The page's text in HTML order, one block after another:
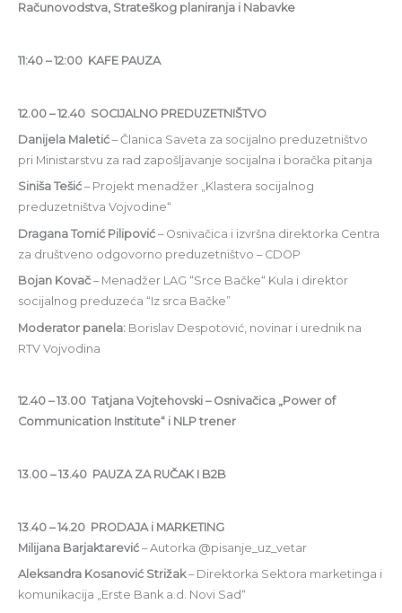
Računovodstva, Strateškog planiranja i Nabavke
11:40 – 12:00 KAFE PAUZA
12.00 – 12.40 SOCIJALNO PREDUZETNIŠTVO
Danijela Maletić – Članica Saveta za socijalno preduzetništvo
pri Ministarstvu za rad zapošljavanje socijalna i boračka pitanja
Siniša Tešić – Projekt menadžer „Klastera socijalnog
preduzetništva Vojvodine“
Dragana Tomić Pilipović – Osnivačica i izvršna direktorka Centra
za društveno odgovorno preduzetništvo – CDOP
Bojan Kovač – Menadžer LAG “Srce Bačke“ Kula i direktor
socijalnog preduzeća “Iz srca Bačke”
Moderator panela: Borislav Despotović, novinar i urednik na
RTV Vojvodina
12.40 – 13.00 Tatjana Vojtehovski – Osnivačica „Power of
Communication Institute“ i NLP trener
13.00 – 13.40 PAUZA ZA RUČAK I B2B
13.40 – 14.20 PRODAJA i MARKETING
Milijana Barjaktarević – Autorka @pisanje_uz_vetar
Aleksandra Kosanović Strižak– Direktorka Sektora marketinga i
komunikacija „Erste Bank a.d. Novi Sad“